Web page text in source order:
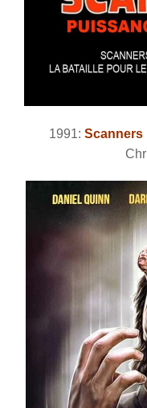
1991: Scanners